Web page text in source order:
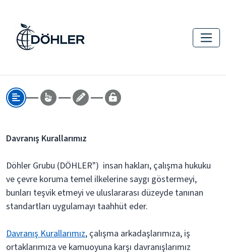
Davranış Kurallarımız
Döhler Grubu (DÖHLER") insan hakları, çalışma hukuku
ve çevre koruma temel ilkelerine saygı göstermeyi,
bunları teşvik etmeyi ve uluslararası düzeyde tanınan
standartları uygulamayı taahhüt eder.
Davranış Kurallarımız, çalışma arkadaşlarımıza, iş
ortaklarımıza ve kamuoyuna karşı davranışlarımız